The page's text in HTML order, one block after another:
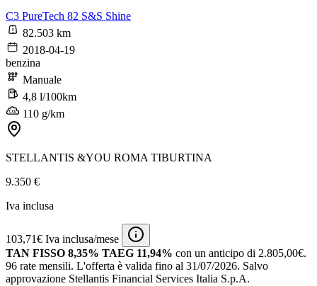
C3 PureTech 82 S&S Shine
82.503 km
2018-04-19
benzina
Manuale
4,8 l/100km
110 g/km
STELLANTIS &YOU ROMA TIBURTINA
9.350 €
Iva inclusa
103,71€ Iva inclusa/mese
TAN FISSO 8,35% TAEG 11,94% con un anticipo di 2.805,00€.
96 rate mensili. L'offerta è valida fino al 31/07/2026. Salvo
approvazione Stellantis Financial Services Italia S.p.A.